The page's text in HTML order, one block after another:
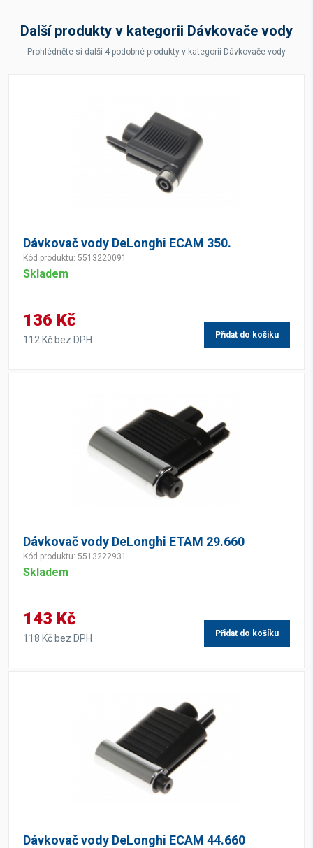
Další produkty v kategorii Dávkovače vody
Prohlédněte si další 4 podobné produkty v kategorii Dávkovače vody
Dávkovač vody DeLonghi ECAM 350.
Kód produktu: 5513220091
Skladem
136 Kč
112 Kč bez DPH Přidat do košíku
Dávkovač vody DeLonghi ETAM 29.660
Kód produktu: 5513222931
Skladem
143 Kč
118 Kč bez DPH Přidat do košíku
Dávkovač vody DeLonghi ECAM 44.660